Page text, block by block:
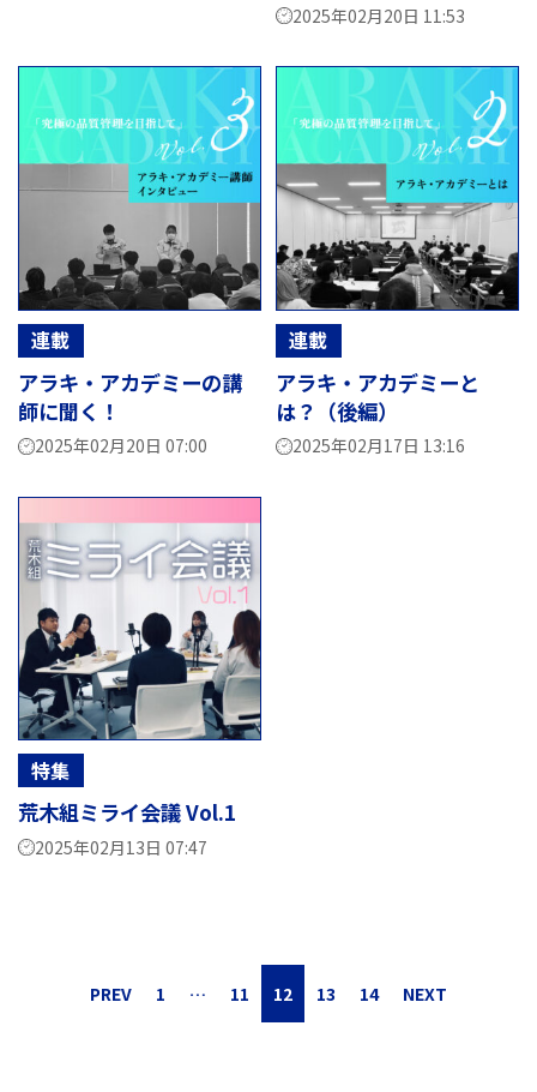
2025年02月20日 11:53
連載
アラキ・アカデミーの講
師に聞く！
2025年02月20日 07:00
連載
アラキ・アカデミーと
は？（後編）
2025年02月17日 13:16
特集
荒木組ミライ会議 Vol.1
2025年02月13日 07:47
PREV 1 … 11 12 13 14 NEXT